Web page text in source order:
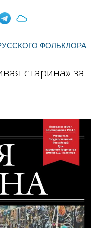
ФОЛЬКЛОРА
старина» за